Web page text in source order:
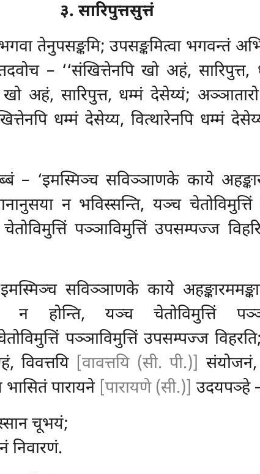
३. सारिपुत्तसुत्तं
तेनुपसङ्कमि; उपसङ्कमित्वा भगवन्तं
– ‘‘संखित्तेनपि खो अहं,
खो अहं, सारिपुत्त, धम्मं देसेय्यं;
धम्मं देसेय्य, वित्थारेनपि धम्मं
– ‘इमस्मिञ्च सविञ्ञाणके काये
न भविस्सन्ति, यञ्च
पञ्ञाविमुत्तिं उपसम्पज्ज
सविञ्ञाणके काये
न होन्ति, यञ्च चेतोविमुत्तिं
पञ्ञाविमुत्तिं उपसम्पज्ज
विवत्तयि [वावत्तयि (सी. पी.)] संयोजनं,
पारायने [पारायणे (सी.)] उदयपञ्हे
चूभयं;
निवारणं.